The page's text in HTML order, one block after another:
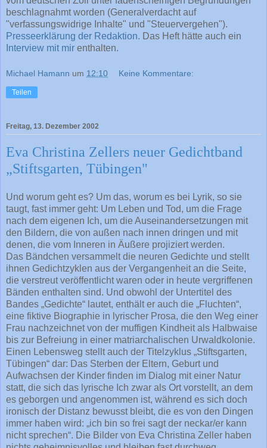
beschlagnahmt worden (Generalverdacht auf
"verfassungswidrige Inhalte" und "Steuervergehen").
Presseerklärung der Redaktion. Das Heft hätte auch ein
Interview mit mir enthalten.
Michael Hamann um 12:10 Keine Kommentare:
Teilen
Freitag, 13. Dezember 2002
Eva Christina Zellers neuer Gedichtband
„Stiftsgarten, Tübingen"
Und worum geht es? Um das, worum es bei Lyrik, so sie
taugt, fast immer geht: Um Leben und Tod, um die Frage
nach dem eigenen Ich, um die Auseinandersetzungen mit
den Bildern, die von außen nach innen dringen und mit
denen, die vom Inneren in Äußere projiziert werden.
Das Bändchen versammelt die neuren Gedichte und stellt
ihnen Gedichtzyklen aus der Vergangenheit an die Seite,
die verstreut veröffentlicht waren oder in heute vergriffenen
Bänden enthalten sind. Und obwohl der Untertitel des
Bandes „Gedichte“ lautet, enthält er auch die „Fluchten“,
eine fiktive Biographie in lyrischer Prosa, die den Weg einer
Frau nachzeichnet von der muffigen Kindheit als Halbwaise
bis zur Befreiung in einer matriarchalischen Urwaldkolonie.
Einen Lebensweg stellt auch der Titelzyklus „Stiftsgarten,
Tübingen“ dar: Das Sterben der Eltern, Geburt und
Aufwachsen der Kinder finden im Dialog mit einer Natur
statt, die sich das lyrische Ich zwar als Ort vorstellt, an dem
es geborgen und angenommen ist, während es sich doch
ironisch der Distanz bewusst bleibt, die es von den Dingen
immer haben wird: „ich bin so frei sagt der neckar/er kann
nicht sprechen“. Die Bilder von Eva Christina Zeller haben